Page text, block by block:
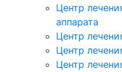
Центр
аппарата
Центр
Центр
Центр